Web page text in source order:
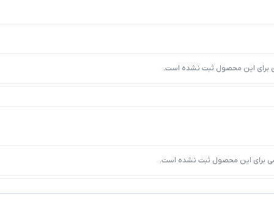
برای این محصول ثبت نشده است.
برای این محصول ثبت نشده است.